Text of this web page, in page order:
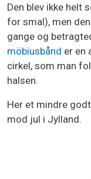
Den blev ikke helt
for smal), men
gange og
möbiusbånd er en
cirkel, som man
halsen.
Her et mindre
mod jul i Jylland.